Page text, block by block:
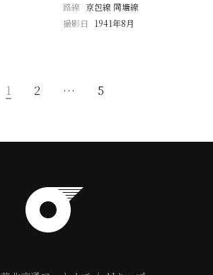
路線 京包線 同塘線
撮影日
1941年8月
1 2 … 5